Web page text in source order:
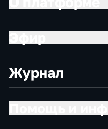
Журнал